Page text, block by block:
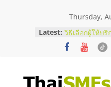
Thursday,
Latest: บริษัท
วิธีเลือกผู้ให้บ
โจทย์ธุรกิจ
สัมมนาออนไล